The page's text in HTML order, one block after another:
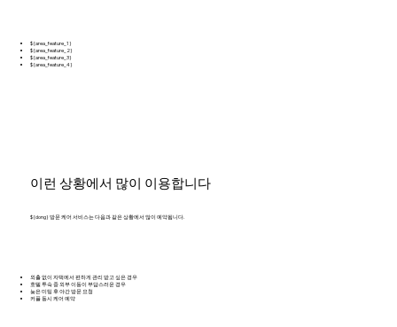
${area_feature_1}
${area_feature_2}
${area_feature_3}
${area_feature_4}
이런 상황에서 많이 이용합니다
${dong} 방문 케어 서비스는 다음과 같은 상황에서 많이 예약됩니다.
외출 없이 자택에서 편하게 관리 받고 싶은 경우
호텔 투숙 중 외부 이동이 부담스러운 경우
늦은 미팅 후 야간 방문 요청
커플 동시 케어 예약